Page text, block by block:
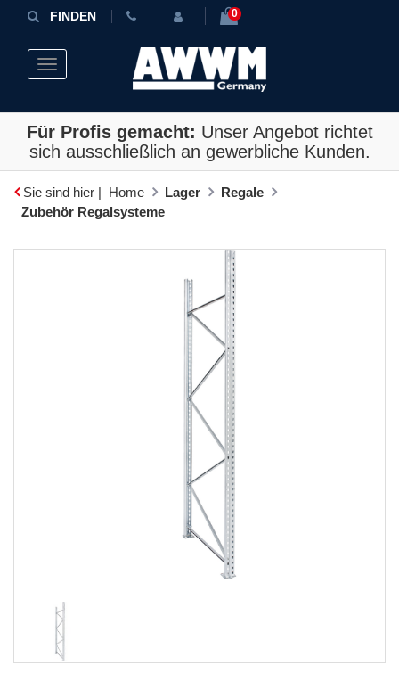
FINDEN 0
Toggle navigation
Für Profis gemacht: Unser Angebot richtet
sich ausschließlich an gewerbliche Kunden.
Sie sind hier | Home Lager
Regale
Zubehör Regalsysteme